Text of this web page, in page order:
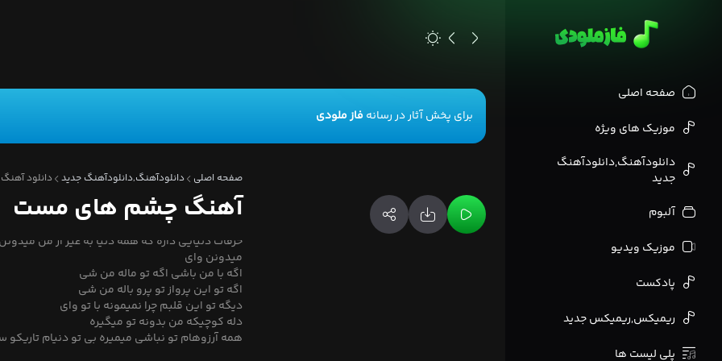
صفحه اصلی
موزیک های ویژه
دانلودآهنگ,دانلودآهنگ
جدید
آلبوم
موزیک ویدیو
پادکست
ریمیکس,ریمیکس جدید
پلی لیست ها
برای پخش آثار در رسانهفاز ملودی
صفحه اصلی دانلودآهنگ,دانلودآهنگ جدید دانلود
آهنگ چشم های مست
چشمات حرفایی داره که همه دنیا به غیر از من
حرفات دنیایی داره که همه دنیا به غیر از من
میدونن وای
اگه با من باشی اگه تو ماله من شی
اگه تو این پرواز تو پرو باله من شی
دیگه تو این قلبم چرا نمیمونه با تو وای
دله کوچیکه من بدونه تو میگیره
همه آرزوهام تو نباشی میمیره بی تو دنیام تاریکو